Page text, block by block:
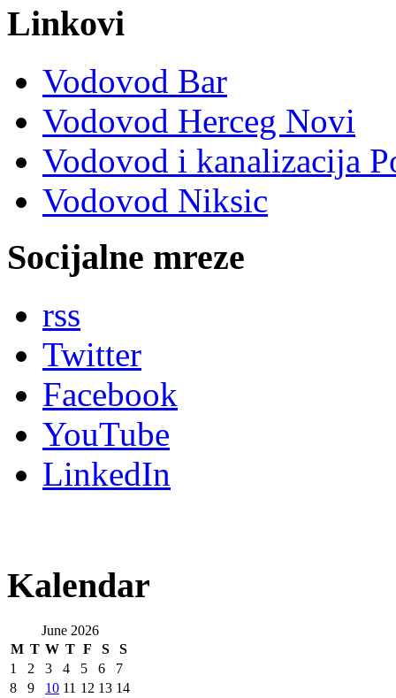
Linkovi
Vodovod Bar
Vodovod Herceg Novi
Vodovod i kanalizacija
Vodovod Niksic
Socijalne mreze
rss
Twitter
Facebook
YouTube
LinkedIn
Kalendar
June 2026
M T W T F S
S
1
2 3 4 5 6
7
8
9 10 11 12 13 14